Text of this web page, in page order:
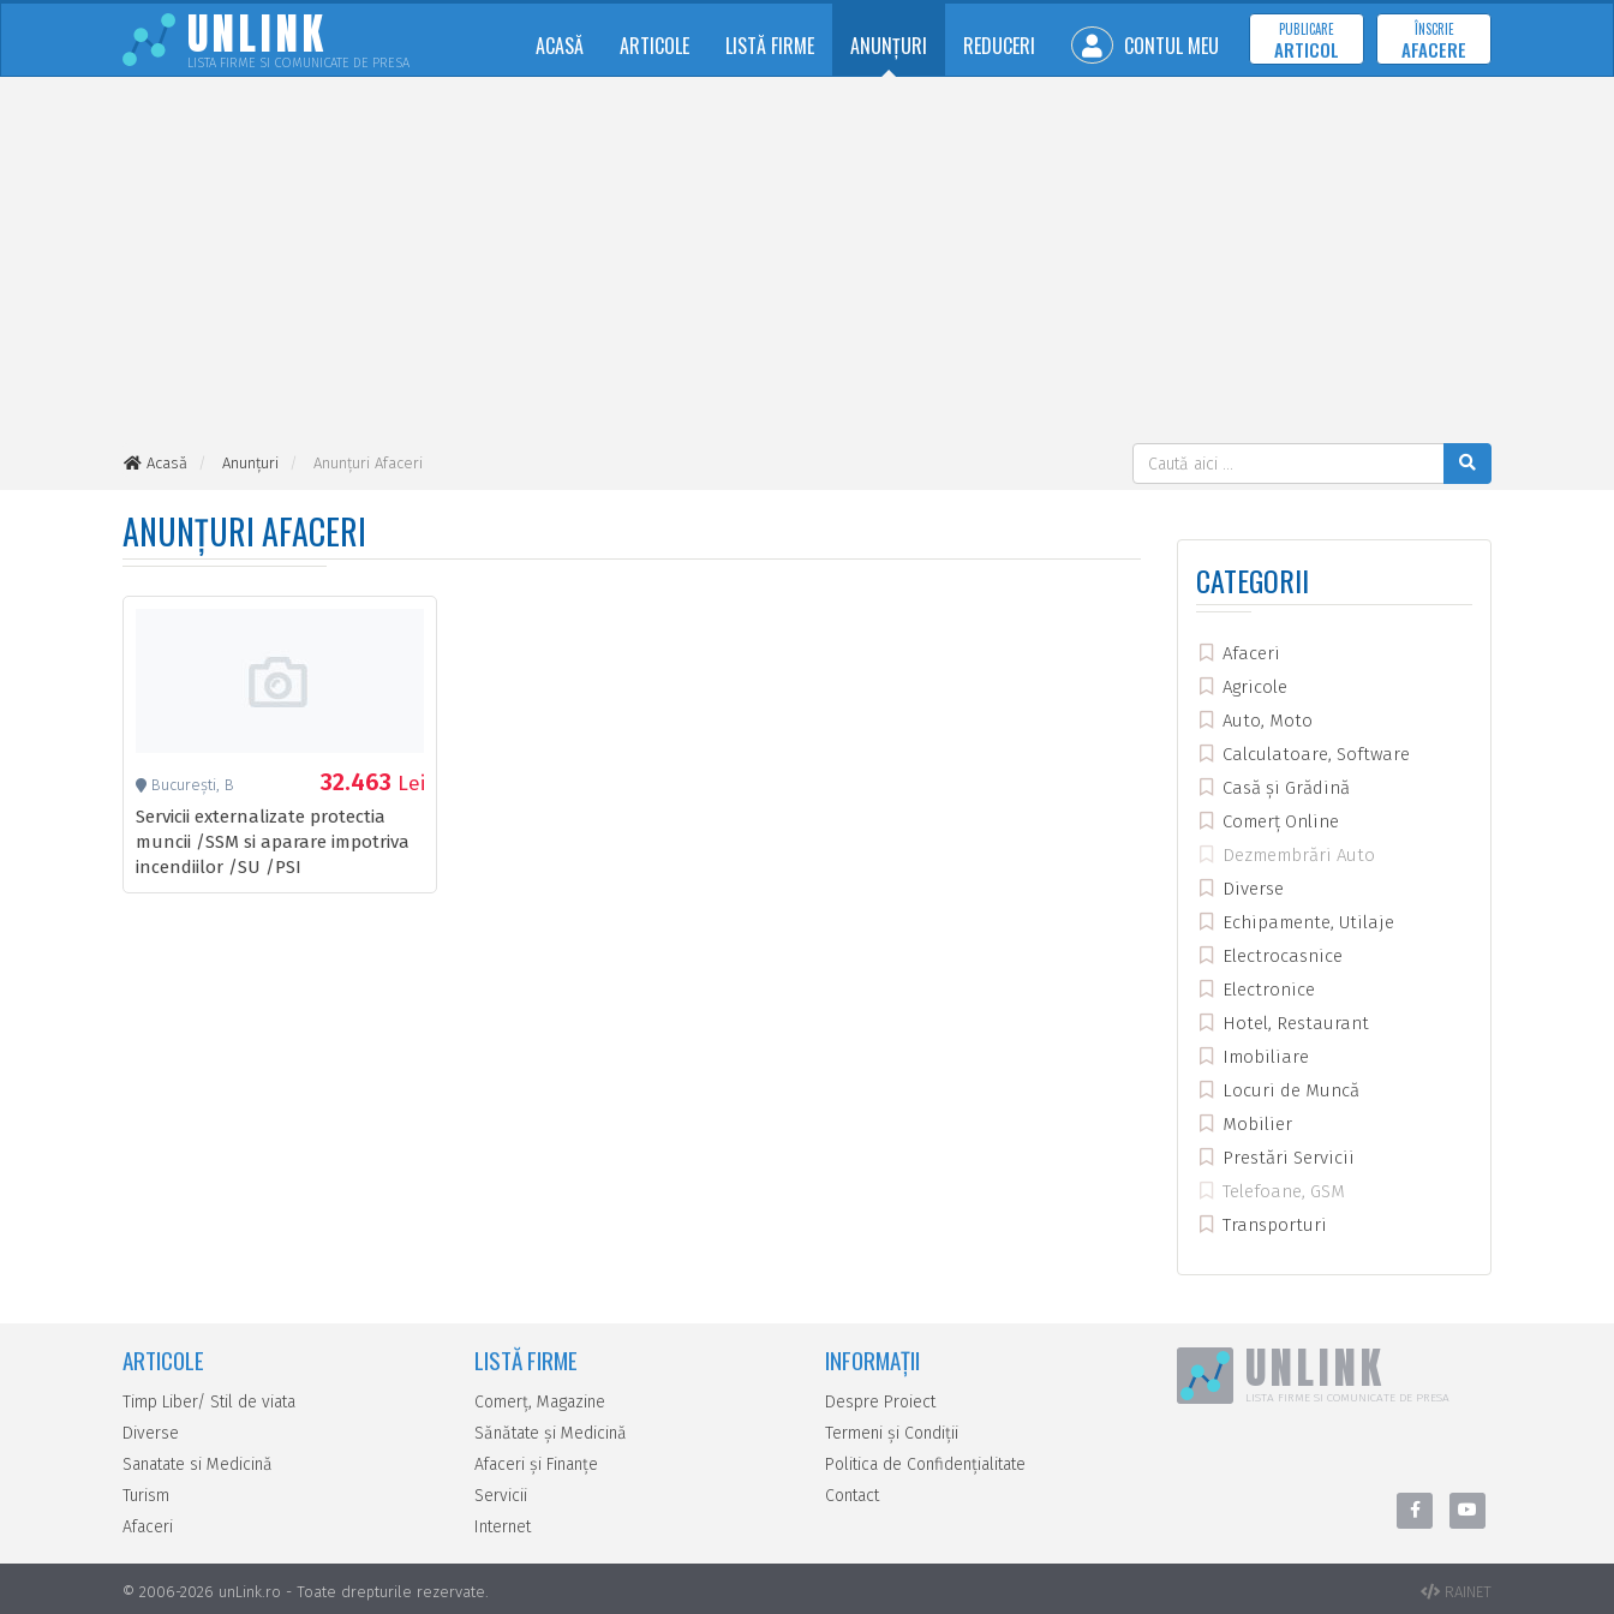
UNLINK
LISTA FIRME SI COMUNICATE DE PRESA
ACASĂ ARTICOLE LISTĂ FIRME ANUNȚURI REDUCERI CONTUL MEU
PUBLICARE
ARTICOL
ÎNSCRIE
AFACERE
Acasă Anunțuri Anunțuri Afaceri
ANUNȚURI AFACERI
București, B 32.463 Lei
Servicii externalizate protectia
muncii /SSM si aparare impotriva
incendiilor /SU /PSI
CATEGORII
Afaceri
Agricole
Auto, Moto
Calculatoare, Software
Casă și Grădină
Comerț Online
Dezmembrări Auto
Diverse
Echipamente, Utilaje
Electrocasnice
Electronice
Hotel, Restaurant
Imobiliare
Locuri de Muncă
Mobilier
Prestări Servicii
Telefoane, GSM
Transporturi
ARTICOLE
Timp Liber/ Stil de viata
Diverse
Sanatate si Medicină
Turism
Afaceri
LISTĂ FIRME
Comerţ, Magazine
Sănătate şi Medicină
Afaceri şi Finanţe
Servicii
Internet
INFORMAȚII
Despre Proiect
Termeni și Condiții
Politica de Confidențialitate
Contact
UNLINK
LISTA FIRME SI COMUNICATE DE PRESA
© 2006-2026 unLink.ro - Toate drepturile rezervate. RAINET